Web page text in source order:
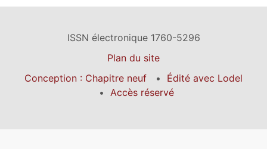
ISSN électronique 1760-5296
Plan du site
Conception : Chapitre neuf
Édité avec Lodel
Accès réservé